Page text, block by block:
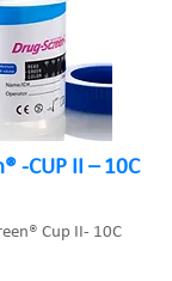
-CUP II – 10C
Cup II- 10C